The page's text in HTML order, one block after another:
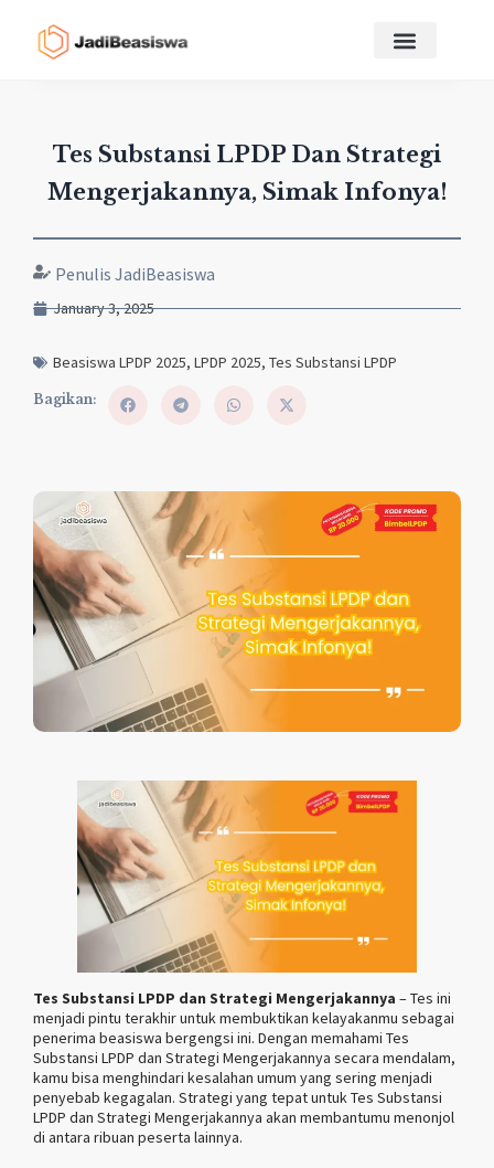
Penulis JadiBeasiswa
January 3, 2025
Beasiswa LPDP 2025, LPDP 2025, Tes Substansi LPDP
Bagikan:
Tes Substansi LPDP Dan Strategi
Mengerjakannya, Simak Infonya!
Tes Substansi LPDP dan Strategi Mengerjakannya – Tes ini
menjadi pintu terakhir untuk membuktikan kelayakanmu sebagai
penerima beasiswa bergengsi ini. Dengan memahami Tes
Substansi LPDP dan Strategi Mengerjakannya secara mendalam,
kamu bisa menghindari kesalahan umum yang sering menjadi
penyebab kegagalan. Strategi yang tepat untuk Tes Substansi
LPDP dan Strategi Mengerjakannya akan membantumu menonjol
di antara ribuan peserta lainnya.